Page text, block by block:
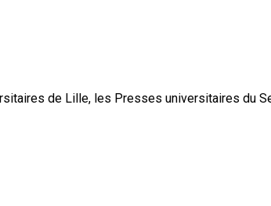
de Lille, les Presses universitaires du